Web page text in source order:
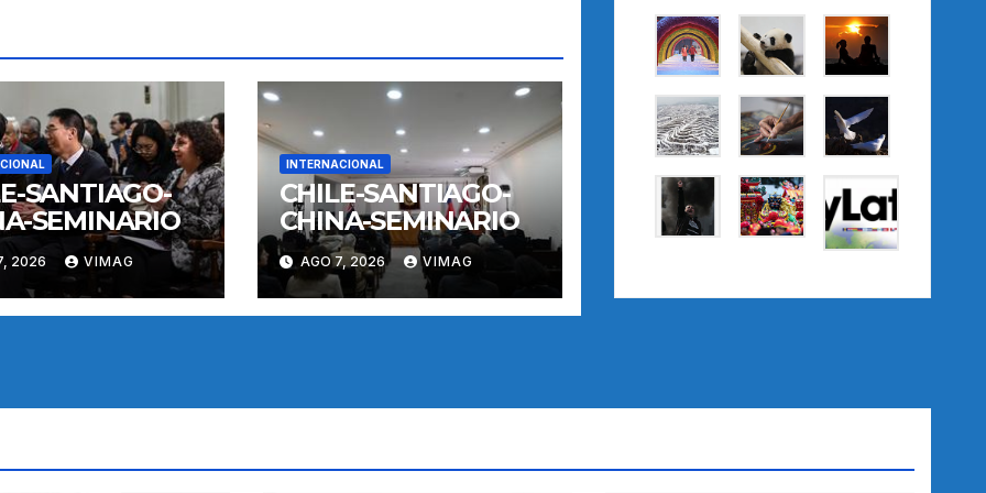
SANTIAGO-
SEMINARIO
2026 VIMAG
INTERNACIONAL
CHILE-SANTIAGO-
CHINA-SEMINARIO
AGO 7, 2026 VIMAG